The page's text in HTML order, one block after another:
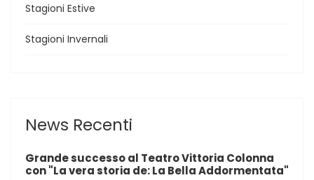
Stagioni Estive
Stagioni Invernali
News Recenti
Grande successo al Teatro Vittoria Colonna
con "La vera storia de: La Bella Addormentata"